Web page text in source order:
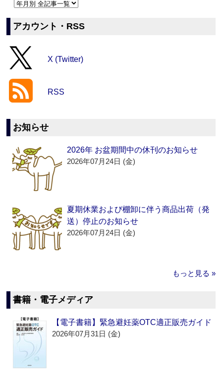
アカウント・RSS
X (Twitter)
RSS
お知らせ
2026年 お盆期間中の休刊のお知らせ
2026年07月24日 (金)
夏期休業および棚卸に伴う商品出荷（発
送）停止のお知らせ
2026年07月24日 (金)
もっと見る »
書籍・電子メディア
【電子書籍】緊急避妊薬OTC適正販売ガイド
2026年07月31日 (金)